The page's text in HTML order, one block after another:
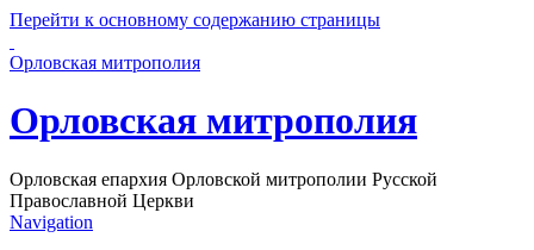
Перейти к основному содержанию страницы
Орловская митрополия
Орловская митрополия
Орловская епархия Орловской митрополии Русской
Православной Церкви
Navigation